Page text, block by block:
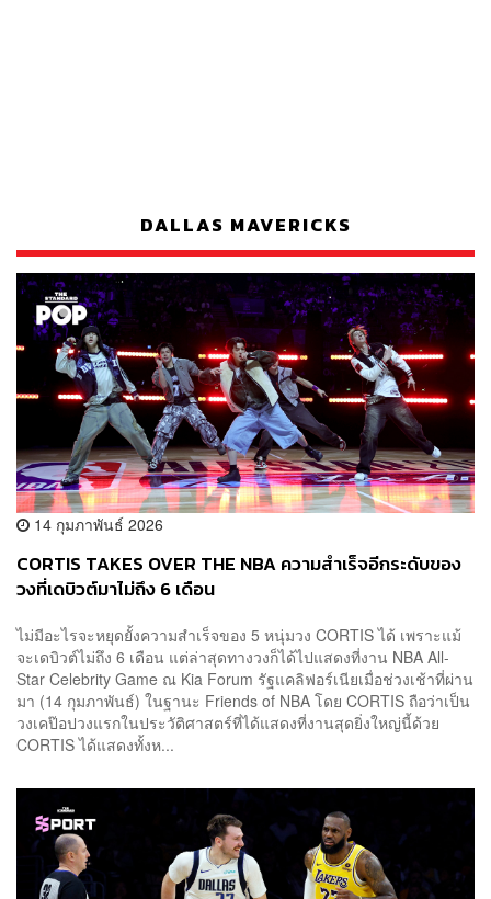
DALLAS MAVERICKS
14 กุมภาพันธ์ 2026
CORTIS TAKES OVER THE NBA ความสำเร็จอีกระดับของ
วงที่เดบิวต์มาไม่ถึง 6 เดือน
ไม่มีอะไรจะหยุดยั้งความสำเร็จของ 5 หนุ่มวง CORTIS ได้ เพราะแม้
จะเดบิวต์ไม่ถึง 6 เดือน แต่ล่าสุดทางวงก็ได้ไปแสดงที่งาน NBA All-
Star Celebrity Game ณ Kia Forum รัฐแคลิฟอร์เนียเมื่อช่วงเช้าที่ผ่าน
มา (14 กุมภาพันธ์) ในฐานะ Friends of NBA โดย CORTIS ถือว่าเป็น
วงเคป๊อปวงแรกในประวัติศาสตร์ที่ได้แสดงที่งานสุดยิ่งใหญ่นี้ด้วย
CORTIS ได้แสดงทั้งห...